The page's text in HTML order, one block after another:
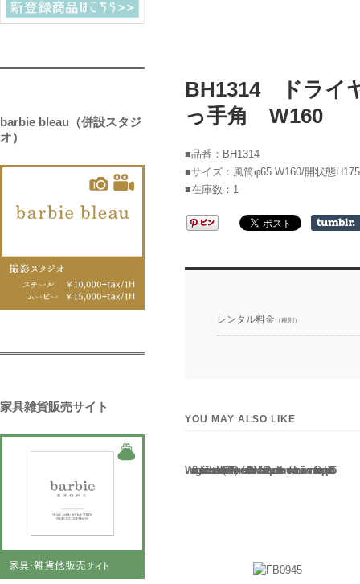
BH1314 ドラ
っ手角 W160
■品番：BH1314
■サイズ：風筒φ65 W160/開状態H175
■在庫数：1
レンタル料金 （税別）
YOU MAY ALSO LIKE
Warning: Use of undefined constant rand - assumed 'rand' (this will throw an Error in a future version of PHP) in/home/users/2/barbie/web/barbie2/wp-content/themes/welcart_minimum/functions.php135
barbie bleau（併設スタジ
オ）
家具雑貨販売サイト